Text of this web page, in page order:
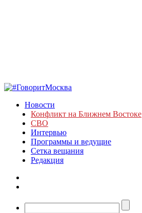
Новости
Конфликт на Ближнем Востоке
СВО
Интервью
Программы и ведущие
Сетка вещания
Редакция